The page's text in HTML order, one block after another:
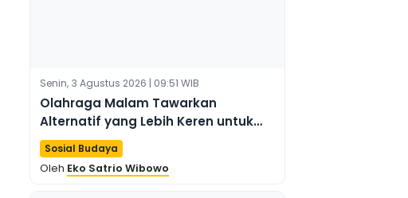
Senin, 3 Agustus 2026 | 09:51 WIB
Olahraga Malam Tawarkan
Alternatif yang Lebih Keren untuk
Hiburan Perkotaan di Chengdu
Sosial Budaya
Oleh Eko Satrio Wibowo